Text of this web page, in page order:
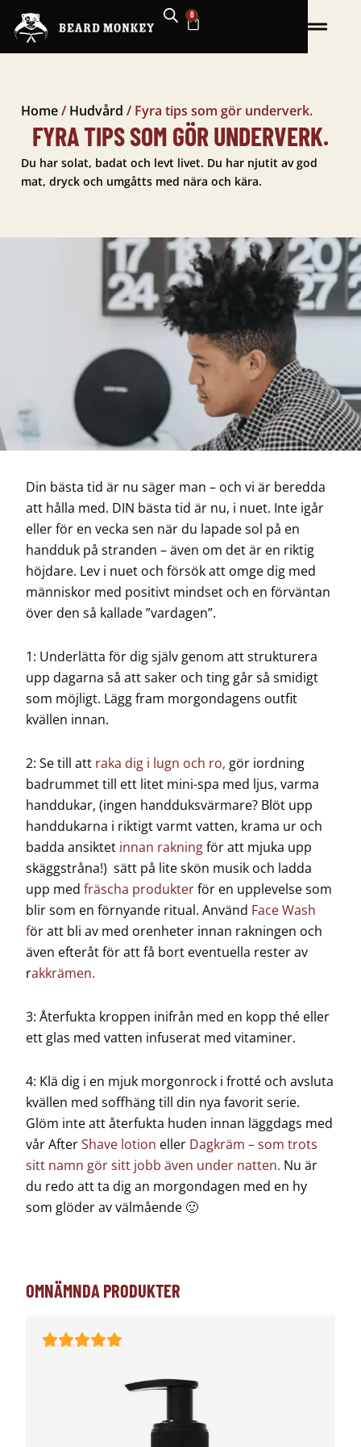
Hoppa
innehåll
0
VARUKORG
Home/ Hudvård / Fyra tips som gör underverk.
FYRA TIPS SOM GÖR UNDERVERK.
Du har solat, badat och levt livet. Du har njutit av god
mat, dryck och umgåtts med nära och kära.
Din bästa tid är nu säger man – och vi är beredda
att hålla med. DIN bästa tid är nu, i nuet. Inte igår
eller för en vecka sen när du lapade sol på en
handduk på stranden – även om det är en riktig
höjdare. Lev i nuet och försök att omge dig med
människor med positivt mindset och en förväntan
över den så kallade ”vardagen”.
1: Underlätta för dig själv genom att strukturera
upp dagarna så att saker och ting går så smidigt
som möjligt. Lägg fram morgondagens outfit
kvällen innan.
2: Se till att raka dig i lugn och ro, gör iordning
badrummet till ett litet mini-spa med ljus, varma
handdukar, (ingen handduksvärmare? Blöt upp
handdukarna i riktigt varmt vatten, krama ur och
badda ansiktet innan rakningför att mjuka upp
skäggstråna!) sätt på lite skön musik och ladda
upp med fräscha produkterför en upplevelse som
blir som en förnyande ritual. Använd Face Wash
för att bli av med orenheter innan rakningen och
även efteråt för att få bort eventuella rester av
rakkrämen.
3: Återfukta kroppen inifrån med en kopp thé eller
ett glas med vatten infuserat med vitaminer.
4: Klä dig i en mjuk morgonrock i frotté och avsluta
kvällen med soffhäng till din nya favorit serie.
Glöm inte att återfukta huden innan läggdags med
vår AfterShave lotion eller Dagkräm – som trots
sitt namn gör sitt jobb även under natten. Nu är
du redo att ta dig an morgondagen med en hy
som glöder av välmående 🙂
OMNÄMNDA PRODUKTER